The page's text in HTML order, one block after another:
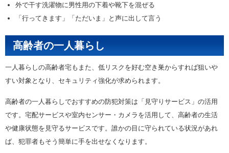
外で干す洗濯物に男性用の下着や靴下を混ぜる
「行ってきます」「ただいま」と声に出して言う
高齢者の一人暮らし
一人暮らしの高齢者宅もまた、低リスクを好む空き巣からすれば狙いや
すい対象となり、セキュリティ強化が求められます。
高齢者の一人暮らしでおすすめの防犯対策は「見守りサービス」の活用
です。宅配サービスや室内センサー・カメラを活用して、高齢者の生活
や健康状態を見守るサービスです。誰かの目に守られている状況があれ
ば、犯罪者もそう簡単に手を出せなくなります。